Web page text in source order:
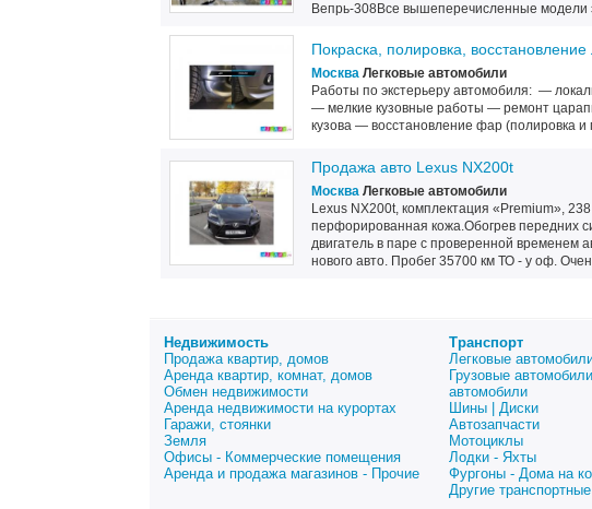
Вепрь-308Все вышеперечисленные модели
Покраска, полировка,
Москва Легковые автомобили
Работы по экстерьеру автомобиля: —
— мелкие кузовные работы — ремонт
кузова — восстановление фар (полировка
Продажа авто Lexus NX200t
Москва Легковые автомобили
Lexus NX200t, комплектация «Premium»,
перфорированная кожа.Обогрев
двигатель в паре с проверенной временем
нового авто. Пробег 35700 км ТО - у оф.
Недвижимость
Продажа квартир, домов
Аренда квартир, комнат, домов
Обмен недвижимости
Аренда недвижимости на курортах
Гаражи, стоянки
Земля
Офисы - Коммерческие помещения
Аренда и продажа магазинов - Прочие
Транспорт
Легковые
Грузовые
автомобили
Шины | Диски
Автозапчасти
Мотоциклы
Лодки - Яхты
Фургоны - Дома на
Другие